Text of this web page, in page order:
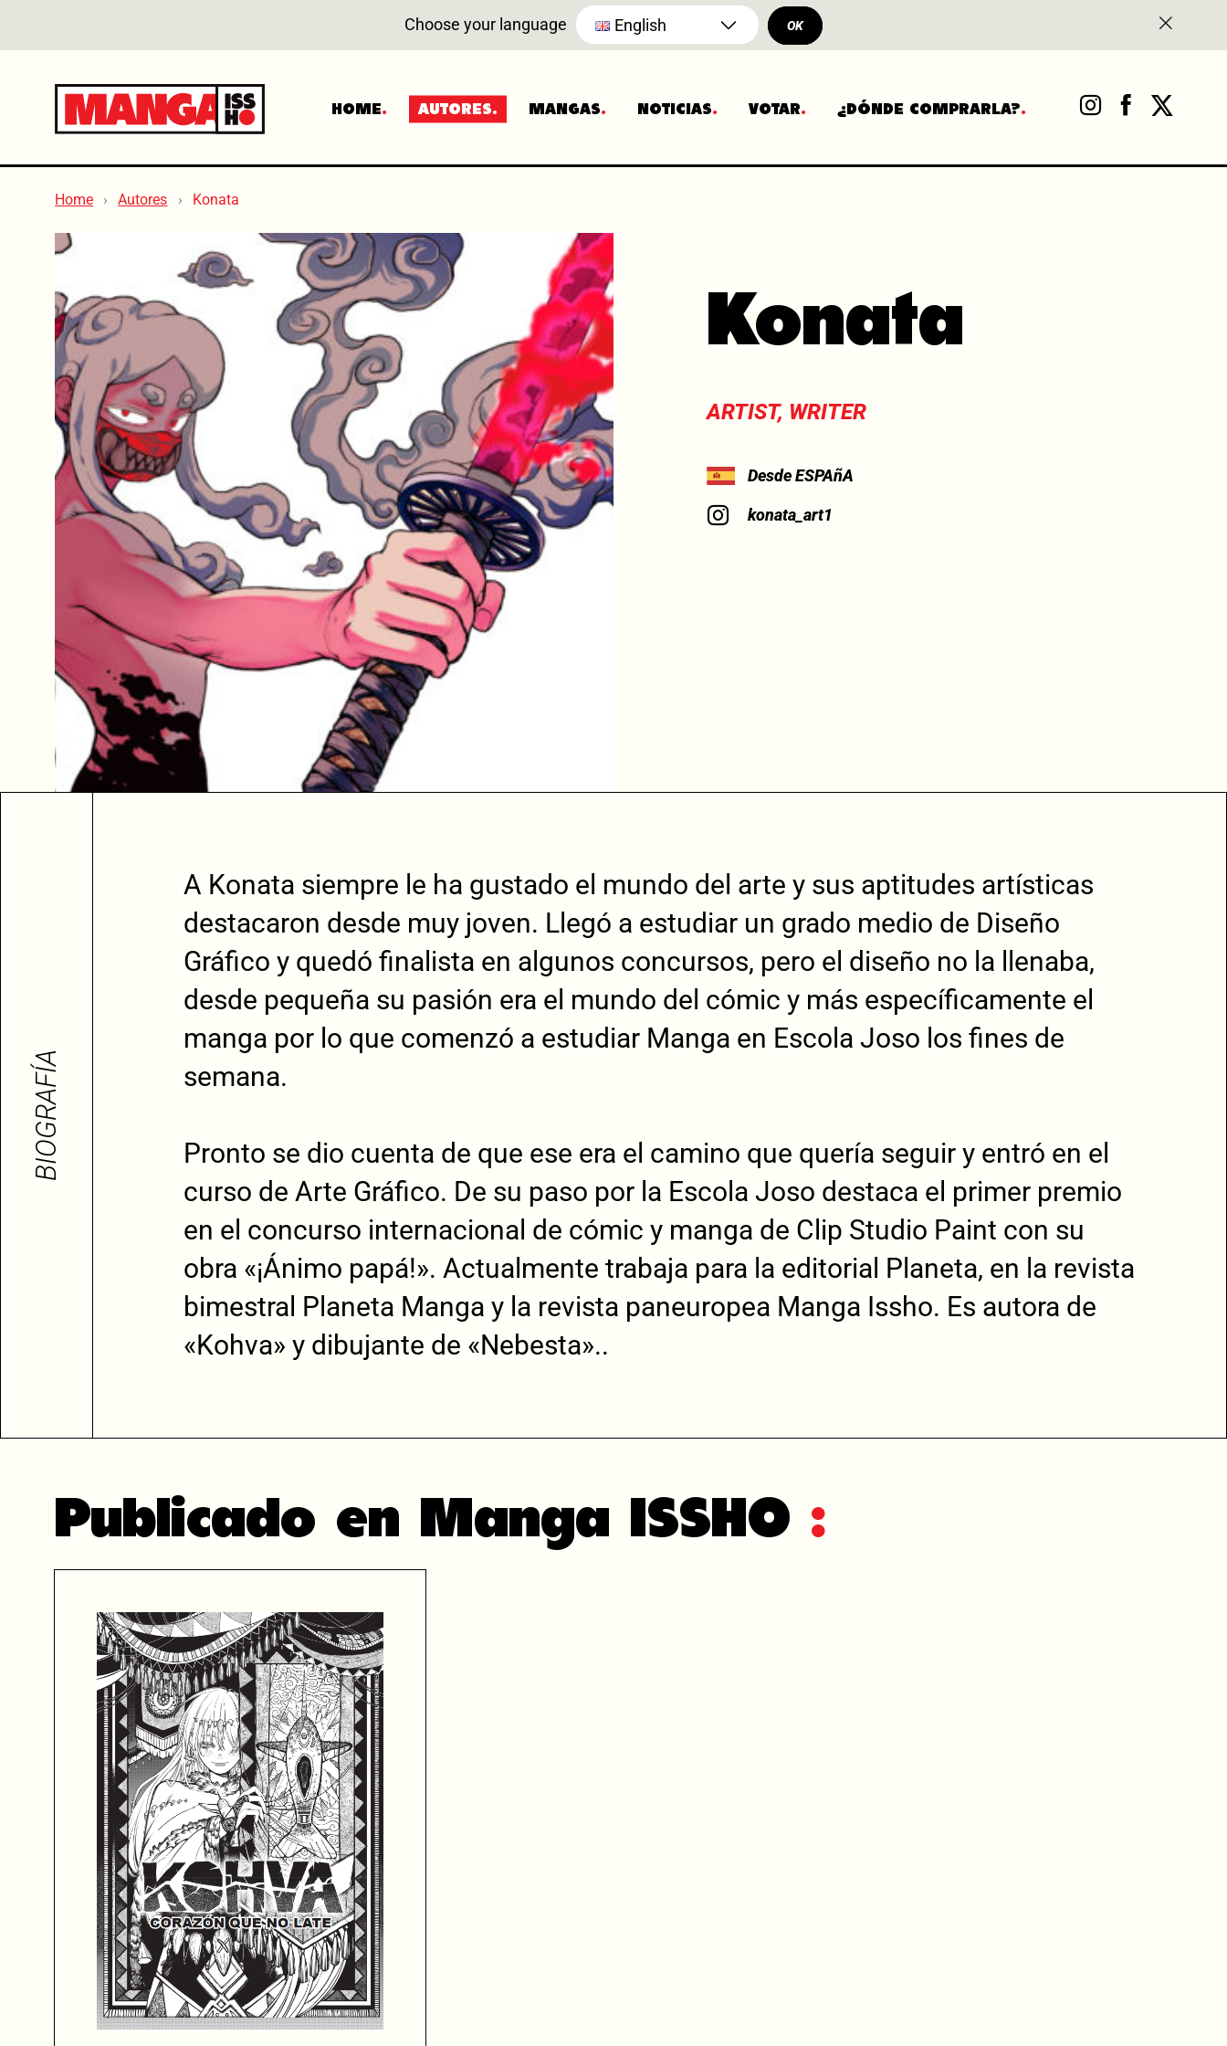
Choose your language English OK
HOME AUTORES MANGAS NOTICIAS VOTAR ¿DÓNDE COMPRARLA?
Home Autores Konata
Konata
ARTIST, WRITER
Desde ESPAñA
konata_art1
BIOGRAFÍA
A Konata siempre le ha gustado el mundo del arte y sus aptitudes artísticas
destacaron desde muy joven. Llegó a estudiar un grado medio de Diseño
Gráfico y quedó finalista en algunos concursos, pero el diseño no la llenaba,
desde pequeña su pasión era el mundo del cómic y más específicamente el
manga por lo que comenzó a estudiar Manga en Escola Joso los fines de
semana.
Pronto se dio cuenta de que ese era el camino que quería seguir y entró en el
curso de Arte Gráfico. De su paso por la Escola Joso destaca el primer premio
en el concurso internacional de cómic y manga de Clip Studio Paint con su
obra «¡Ánimo papá!». Actualmente trabaja para la editorial Planeta, en la revista
bimestral Planeta Manga y la revista paneuropea Manga Issho. Es autora de
«Kohva» y dibujante de «Nebesta»..
Publicado en Manga ISSHO :